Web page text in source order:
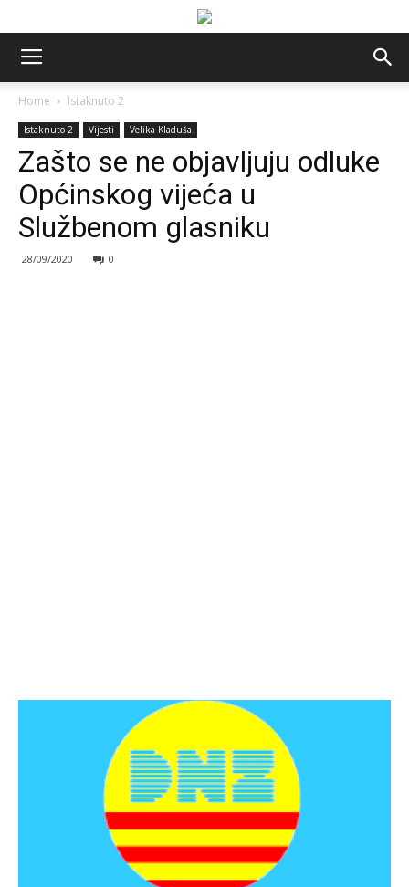
Home Istaknuto 2
Istaknuto 2 Vijesti Velika Kladuša
Zašto se ne objavljuju odluke
Općinskog vijeća u
Službenom glasniku
28/09/2020 0